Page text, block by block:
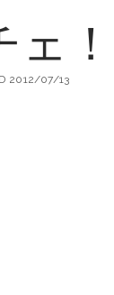
ェ
2012/07/13